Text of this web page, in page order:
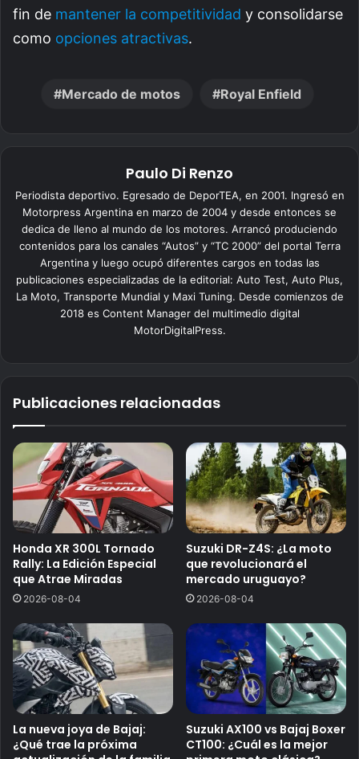
fin de mantener la competitividad y consolidarse
como opciones atractivas.
Mercado de motos Royal Enfield
Paulo Di Renzo
Periodista deportivo. Egresado de DeporTEA, en 2001. Ingresó en
Motorpress Argentina en marzo de 2004 y desde entonces se
dedica de lleno al mundo de los motores. Arrancó produciendo
contenidos para los canales “Autos” y “TC 2000” del portal Terra
Argentina y luego ocupó diferentes cargos en todas las
publicaciones especializadas de la editorial: Auto Test, Auto Plus,
La Moto, Transporte Mundial y Maxi Tuning. Desde comienzos de
2018 es Content Manager del multimedio digital
MotorDigitalPress.
Publicaciones relacionadas
Honda XR 300L Tornado
Rally: La Edición Especial
que Atrae Miradas
2026-08-04
Suzuki DR-Z4S: ¿La moto
que revolucionará el
mercado uruguayo?
2026-08-04
La nueva joya de Bajaj:
¿Qué trae la próxima
Suzuki AX100 vs Bajaj Boxer
CT100: ¿Cuál es la mejor